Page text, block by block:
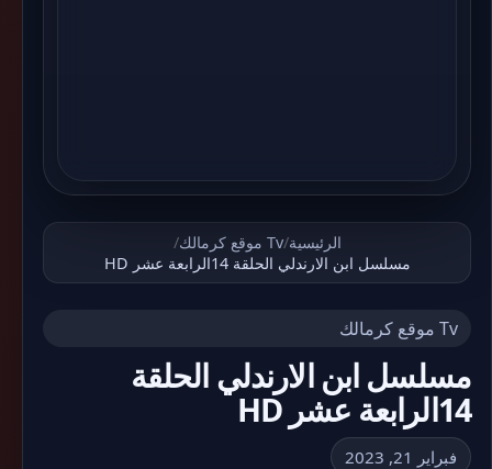
الرئيسية/Tv موقع كرمالك
/
مسلسل ابن الارندلي الحلقة 14الرابعة عشر HD
Tv موقع كرمالك
مسلسل ابن الارندلي الحلقة
14الرابعة عشر HD
فبراير 21, 2023